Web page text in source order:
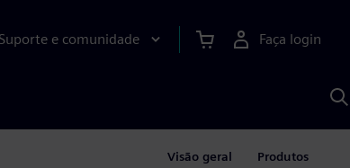
Suporte e comunidade Faça login
Visão geral Produtos